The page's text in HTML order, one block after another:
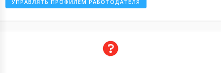
УПРАВЛЯТЬ ПРОФИЛЕМ РАБОТОДАТЕЛЯ